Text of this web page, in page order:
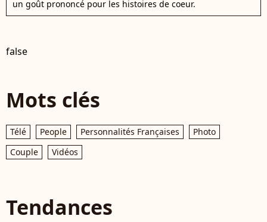
un goût prononcé pour les histoires de coeur.
false
Mots clés
Télé People Personnalités Françaises
Photo
Couple
Vidéos
Tendances